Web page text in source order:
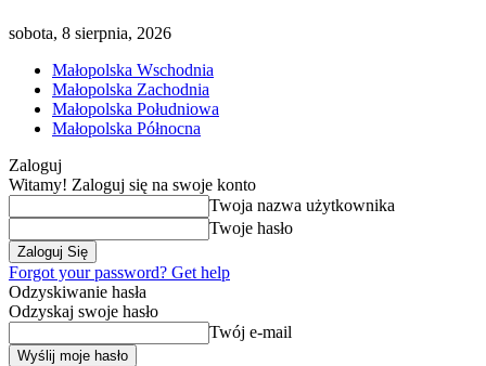
sobota, 8 sierpnia, 2026
Małopolska Wschodnia
Małopolska Zachodnia
Małopolska Południowa
Małopolska Północna
Zaloguj
Witamy! Zaloguj się na swoje konto
Twoja nazwa użytkownika
Twoje hasło
Forgot your password? Get help
Odzyskiwanie hasła
Odzyskaj swoje hasło
Twój e-mail